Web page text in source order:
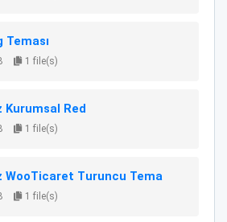
Teması
1 file(s)
Kurumsal Red
1 file(s)
WooTicaret Turuncu Tema
1 file(s)